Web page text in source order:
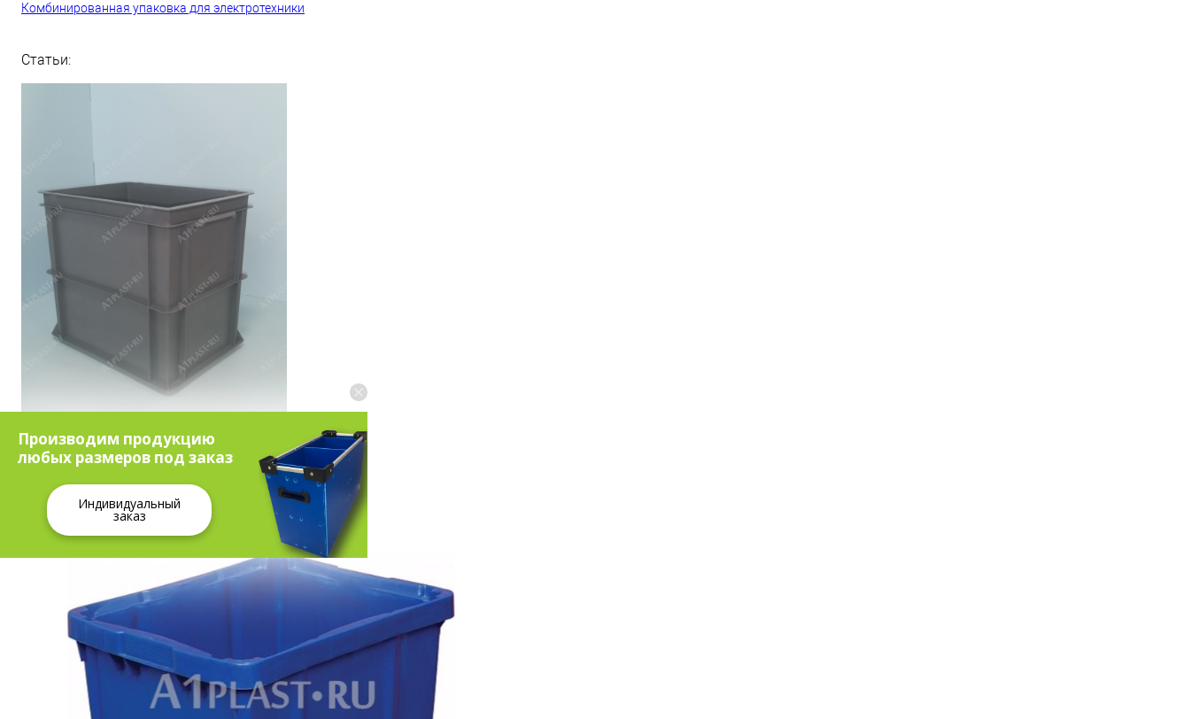
Комбинированная упаковка для электротехники
Статьи:
Полипропилен — один из самых экологичных пластиков
Производим продукцию
любых размеров под заказ
Индивидуальный
заказ